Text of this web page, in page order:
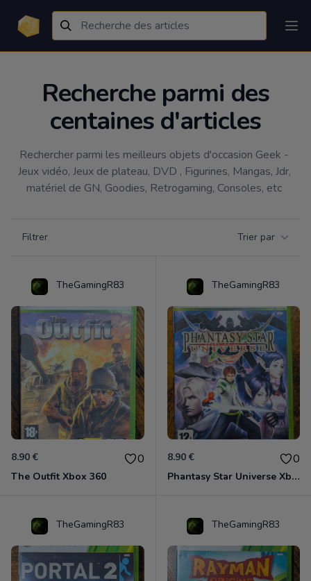
Recherche parmi des
centaines d'articles
Rechercher parmi les meilleurs objets d'occasion Geek -
Jeux vidéo, Jeux de plateau, DVD , Figurines, Mangas, Jdr,
matériel de GN, Goodies, Retrogaming, Consoles, etc
Filtrer Trier par
TheGamingR83
8.90 € 0
The Outfit Xbox 360
TheGamingR83
8.90 € 0
Phantasy Star Universe Xbox 360
TheGamingR83 TheGamingR83